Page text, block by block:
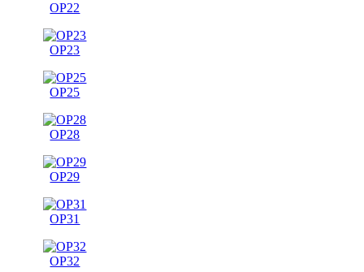
OP22
OP23
OP25
OP28
OP29
OP31
OP32